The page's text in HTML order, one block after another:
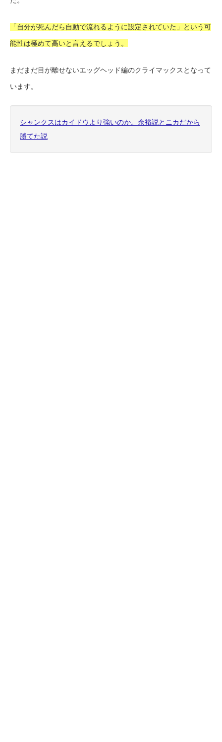
「自分が死んだら自動で流れるように設定されていた」という可
能性は極めて高いと言えるでしょう。
まだまだ目が離せないエッグヘッド編のクライマックスとなって
います。
シャンクスはカイドウより強いのか。余裕説とニカだから
勝てた説